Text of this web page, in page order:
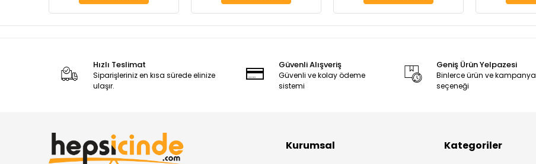
Hızlı Teslimat
Siparişleriniz en kısa sürede elinize
ulaşır.
Güvenli Alışveriş
Güvenli ve kolay ödeme
sistemi
Geniş Ürün Yelpazesi
Binlerce ürün ve kampanya
seçeneği
Kurumsal Kategoriler